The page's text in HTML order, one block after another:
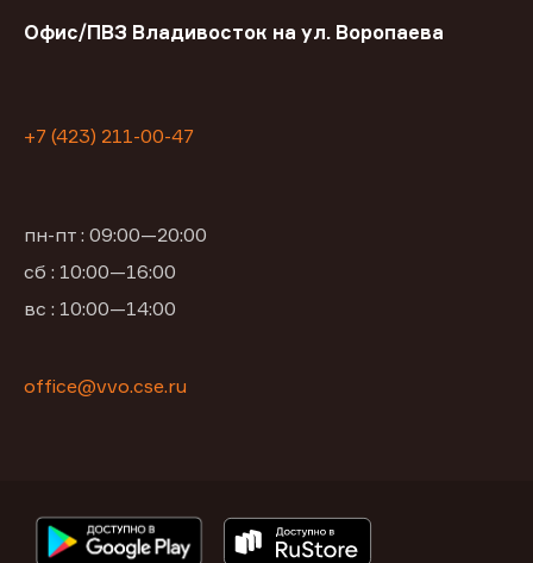
Офис/ПВЗ Владивосток на ул. Воропаева
+7 (423) 211-00-47
пн-пт : 09:00—20:00
сб : 10:00—16:00
вс : 10:00—14:00
office@vvo.cse.ru